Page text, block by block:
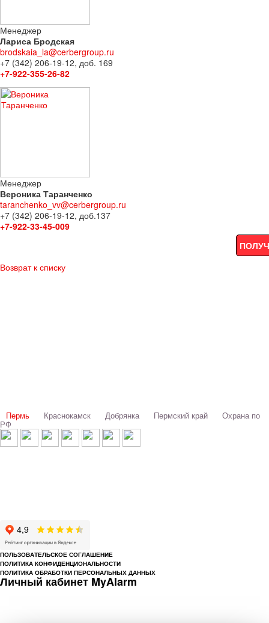
Менеджер
Лариса Бродская
brodskaia_la@cerbergroup.ru
+7 (342) 206-19-12, доб. 169
+7-922-355-26-82
Менеджер
Вероника Таранченко
taranchenko_vv@cerbergroup.ru
+7 (342) 206-19-12, доб.137
+7-922-33-45-009
Возврат к списку
Пермь Краснокамск Добрянка Пермский край Охрана по
РФ
ПОЛЬЗОВАТЕЛЬСКОЕ СОГЛАШЕНИЕ
ПОЛИТИКА КОНФИДЕНЦИОНАЛЬНОСТИ
ПОЛИТИКА ОБРАБОТКИ ПЕРСОНАЛЬНЫХ ДАННЫХ
Личный кабинет MyAlarm